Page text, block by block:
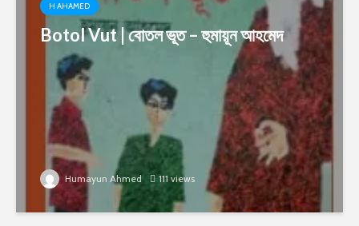
H AHAMED
Botol Vut | বোতল ভূত – হুমায়ূন আহমেদ
Humayun Ahmed 111 views